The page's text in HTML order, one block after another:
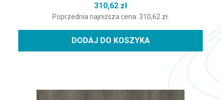
310,62 zł
Poprzednia najniższa cena: 310,62 zł.
DODAJ DO KOSZYKA